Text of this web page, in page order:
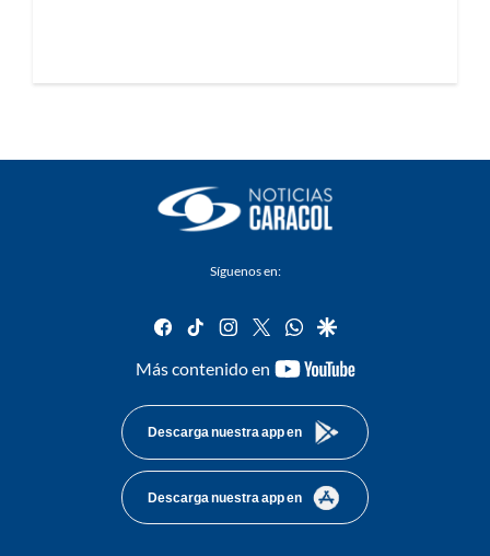
Síguenos en:
facebook
tiktok instagram
twitterwhatsapp
google
Más contenido en
youtube-
Descarga nuestra app en
Descarga nuestra app en